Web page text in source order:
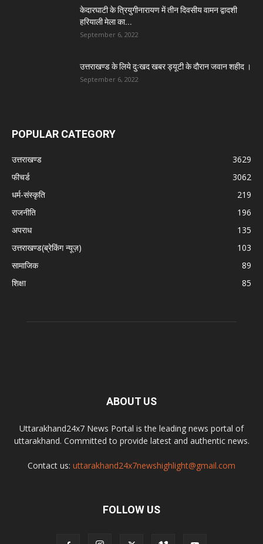
केदारघाटी के त्रियुगीनारायण में तीन दिवसीय वामन द्वादशी
हरियाली मेला का...
September 6, 2022
उत्तराखण्ड के लिये दुःखद खबर ड्यूटी के दौरान जवान शहीद ।
September 6, 2022
POPULAR CATEGORY
उत्तराखण्ड
3629
फीचर्ड
3062
धर्म-संस्कृति
219
राजनीति
196
अपराध
135
उत्तराखण्ड(ब्रेकिंग न्यूज़)
103
सामाजिक
89
शिक्षा
85
ABOUT US
Uttarakhand24x7 News Portal is the leading news portal of
uttarakhand. Committed to provide latest and authentic news.
Contact us: uttarakhand24x7newshighlight@gmail.com
FOLLOW US